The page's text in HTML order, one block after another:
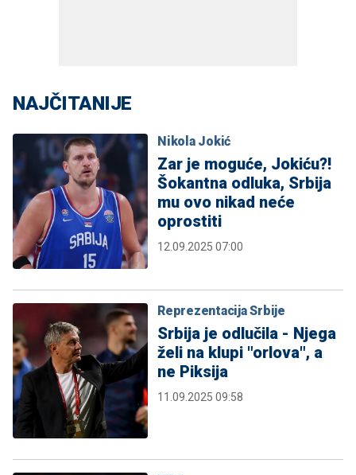
NAJČITANIJE
Nikola Jokić
Zar je moguće, Jokiću?!
Šokantna odluka, Srbija
mu ovo nikad neće
oprostiti
12.09.2025 07:00
Reprezentacija Srbije
Srbija je odlučila - Njega
želi na klupi "orlova", a
ne Piksija
11.09.2025 09:58